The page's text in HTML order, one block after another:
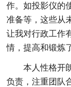
作。如投影仪的
准备等，这些从
让我对行政工作
情，提高和锻炼
本人性格开
负责，注重团队